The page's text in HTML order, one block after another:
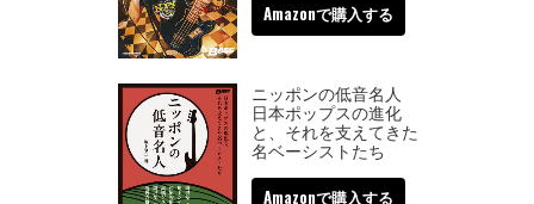
Amazonで購入する
ニッポンの低音名人
日本ポップスの進化
と、それを支えてきた
名ベーシストたち
Amazonで購入する